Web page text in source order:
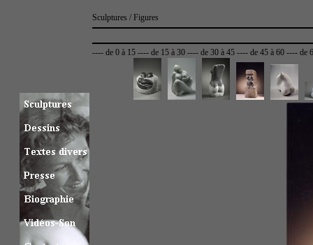
Sculptures / Figures
---- de 0 à 15 ---- de 15 à 30 ---- de 30 à 45 ---- de 45 à 60 ---- de